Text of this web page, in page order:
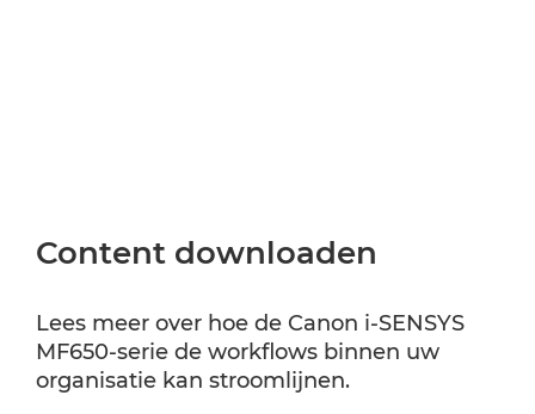
Content downloaden
Lees meer over hoe de Canon i-SENSYS
MF650-serie de workflows binnen uw
organisatie kan stroomlijnen.